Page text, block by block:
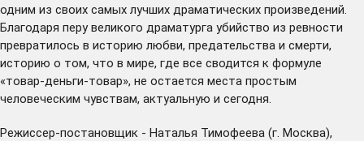
одним из своих самых лучших драматических произведений.
Благодаря перу великого драматурга убийство из ревности
превратилось в историю любви, предательства и смерти,
историю о том, что в мире, где все сводится к формуле
«товар-деньги-товар», не остается места простым
человеческим чувствам, актуальную и сегодня.
Режиссер-постановщик - Наталья Тимофеева (г. Москва),